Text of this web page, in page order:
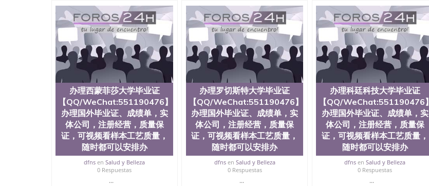
认证、留服认证、使馆认证、使馆证明、使馆留学回国人员证明、留学生认证、学历认证、文凭认证学位
认证、留学生学历认证、留学生学位认证、英国文凭学历、美国文凭学历、澳洲文凭学历、加拿大文凭学
历、新西兰学历认证等q:551190476 微信：551190476 圣何塞州立大学毕业证（San Jose State
University）圣何塞州立大学毕业证（San Jose State University）圣何塞州立大学毕业证（San Jose State
University）圣何塞州立大学成绩单（San Jose State University）圣何塞州立大学成绩单（ San Jose State
University）圣何塞州立大学成绩单（San Jose State University）成绩单圣何塞州立大学文凭（San Jose
State University）圣何塞州立大学（San Jose State University）圣何塞州立大学（San Jose State
University）圣何塞州立大学（ San Jose State University）圣何塞州立大学（San Jose State University）
圣何塞州立大学文凭（San Jose State University）圣何塞州立大学文凭（San Jose State University）文凭
圣何塞州立大学文凭（San Jose State University）圣何塞州立大学学历（ San Jose State University）圣何
塞州立大学学历（San Jose State University）圣何塞州立大学学历（San Jose State University）圣 塞州立
大学学历（San Jose State University）圣何塞州立大学（San Jose State University）圣何塞州立大学
（San Jose State University）圣何塞州立大学（San Jose State University）圣何塞州立大学（San Jose
State University）圣何塞州立大学学位证（San Jose State University）圣何塞州立大学学位证（San Jose
State University）圣何塞州立大学学位证（San Jose State University）圣何塞州立大学（San Jose State
University）圣何塞州立大学（San Jose State University）圣何塞州立大学（San Jose State University）圣
何塞州立大学（San Jose State University）圣何塞州立大学学位证（San Jose State University）圣何塞州
立大学学位证（San Jose State University）圣何塞州立大学结业证（San Jose State University）圣何塞州
立大学结业证（San Jose State University）圣何塞州立大学结业证（San Jose State University）圣何塞州
办理西蒙菲莎大学毕业证
【QQ/WeChat:551190476】
办理国外毕业证、成绩单，实
体公司，注册经营，质量保
证，可视频看样本工艺质量，
随时都可以安排办
dfns enSalud y Belleza
0 Respuestas
...
办理罗切斯特大学毕业证
【QQ/WeChat:551190476】
办理国外毕业证、成绩单，实
体公司，注册经营，质量保
证，可视频看样本工艺质量，
随时都可以安排办
dfnsen Salud y Belleza
0 Respuestas
...
办理科廷科技大学毕业证
【QQ/WeChat:551190476】
办理国外毕业证、成绩单，实
体公司，注册经营，质量保
证，可视频看样本工艺质量，
随时都可以安排办
dfns enSalud y Belleza
0 Respuestas
...